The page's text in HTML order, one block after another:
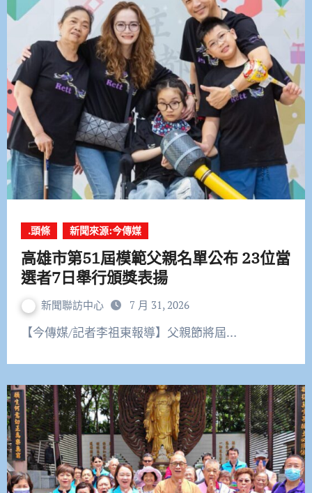
.頭條 新聞來源:今傳媒
高雄市第51屆模範父親名單公布 23位當
選者7日舉行頒獎表揚
新聞聯訪中心 7 月 31, 2026
【今傳媒/記者李祖東報導】父親節將屆…